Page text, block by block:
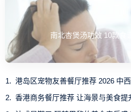
南北杏煲汤功效 10款食
港岛区宠物友善餐厅推荐 2026 中
香港商务餐厅推荐 让海景与美食提